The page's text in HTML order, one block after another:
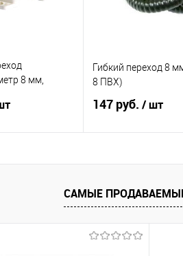
8 мм,
К сравнению
Под заказ
Гибкий переход 8
8 ПВХ)
147 руб. / шт
В
Купить в 1 клик
В избранное
САМЫЕ